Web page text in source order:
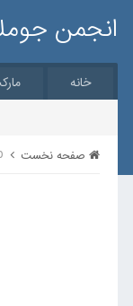
انجمن
خانه
صفحه نخست